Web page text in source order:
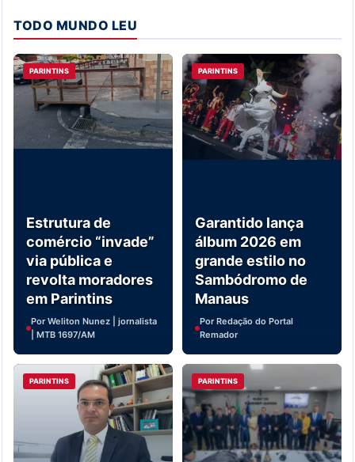
TODO MUNDO LEU
PARINTINS
Estrutura de
comércio “invade”
via pública e
revolta moradores
em Parintins
Por Weliton Nunez | jornalista
| MTB 1697/AM
PARINTINS
Garantido lança
álbum 2026 em
grande estilo no
Sambódromo de
Manaus
Por Redação do Portal
Remador
PARINTINS PARINTINS